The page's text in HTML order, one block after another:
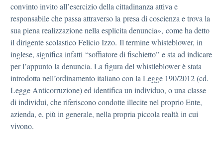
convinto invito all’esercizio della cittadinanza attiva e
responsabile che passa attraverso la presa di coscienza e trova la
sua piena realizzazione nella esplicita denuncia», come ha detto
il dirigente scolastico Felicio Izzo. Il termine whisteblower, in
inglese, significa infatti “soffiatore di fischietto” e sta ad indicare
per l’appunto la denuncia. La figura del whistleblower è stata
introdotta nell’ordinamento italiano con la Legge 190/2012 (cd.
Legge Anticorruzione) ed identifica un individuo, o una classe
di individui, che riferiscono condotte illecite nel proprio Ente,
azienda, e, più in generale, nella propria piccola realtà in cui
vivono.